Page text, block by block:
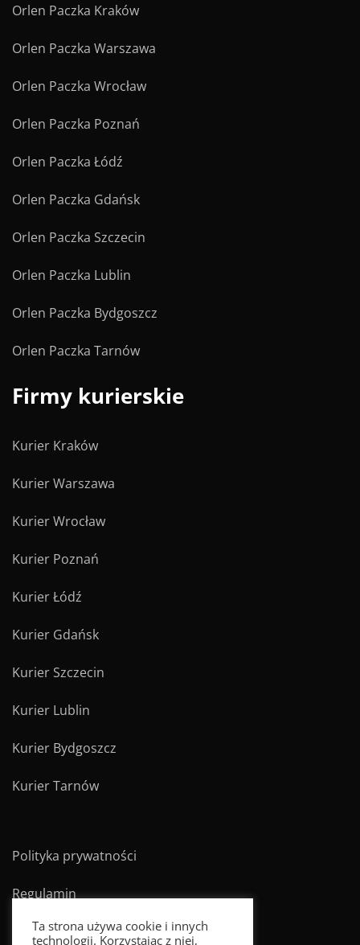
Orlen Paczka Kraków
Orlen Paczka Warszawa
Orlen Paczka Wrocław
Orlen Paczka Poznań
Orlen Paczka Łódź
Orlen Paczka Gdańsk
Orlen Paczka Szczecin
Orlen Paczka Lublin
Orlen Paczka Bydgoszcz
Orlen Paczka Tarnów
Firmy kurierskie
Kurier Kraków
Kurier Warszawa
Kurier Wrocław
Kurier Poznań
Kurier Łódź
Kurier Gdańsk
Kurier Szczecin
Kurier Lublin
Kurier Bydgoszcz
Kurier Tarnów
Polityka prywatności
Regulamin
Ta strona używa cookie i innych
technologii. Korzystając z niej,